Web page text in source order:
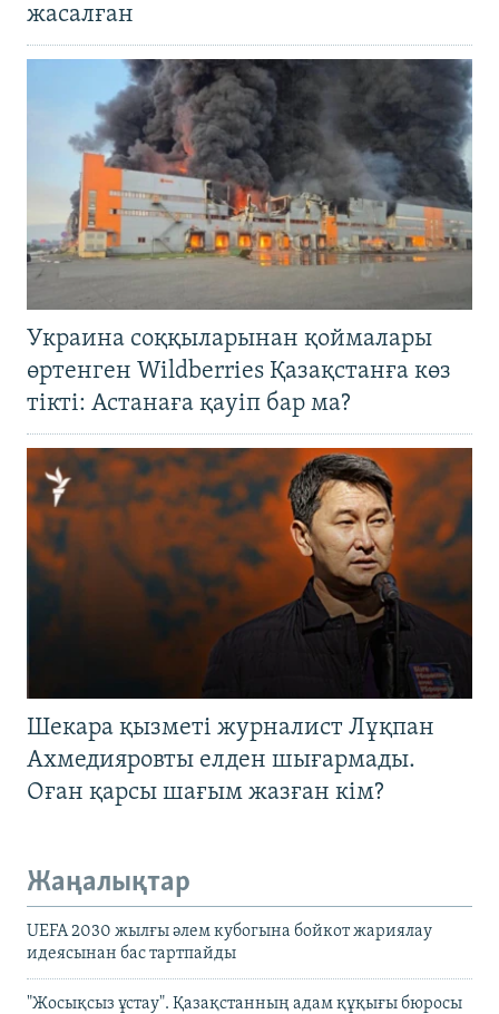
жасалған
Украина соққыларынан қоймалары
өртенген Wildberries Қазақстанға көз
тікті: Астанаға қауіп бар ма?
Шекара қызметі журналист Лұқпан
Ахмедияровты елден шығармады.
Оған қарсы шағым жазған кім?
Жаңалықтар
UEFA 2030 жылғы әлем кубогына бойкот жариялау
идеясынан бас тартпайды
"Жосықсыз ұстау". Қазақстанның адам құқығы бюросы